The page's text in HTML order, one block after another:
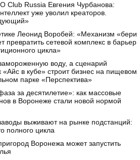
Club Russia Евгения Чурбанова:
уже уволил креаторов.
Леонид Воробей: «Механизм «бери
превратить сетевой комплекс в барьер
цикла»
воду, а сценарий
«Айс в кубе» строит бизнес на пищевом
парке «Перспектива»
за десятилетие»: как массовые
в Воронеже стали новой нормой
выживают на рынке подстанций:
полного цикла
Воронежа может запустить